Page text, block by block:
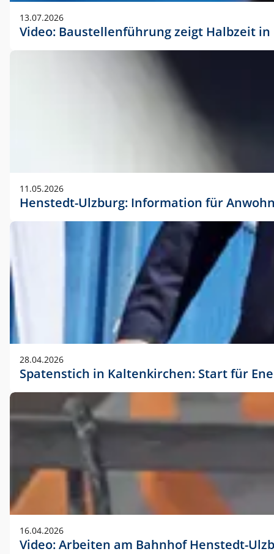
13.07.2026
Video: Baustellenführung zeigt Halbzeit
11.05.2026
Henstedt-Ulzburg: Information für
28.04.2026
Spatenstich in Kaltenkirchen: Start für
16.04.2026
Video: Arbeiten am Bahnhof Henstedt-